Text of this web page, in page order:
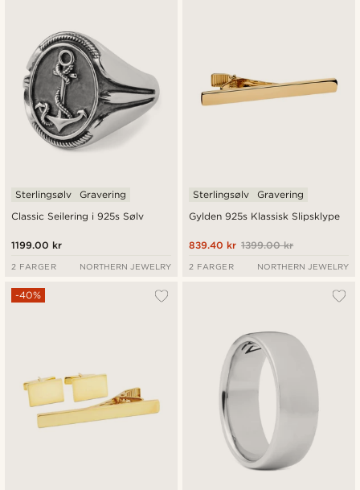
Classic Seilering i 925s Sølv
Sterlingsølv Gravering
1199.00 kr
2 FARGER NORTHERN JEWELRY
Gylden 925s Klassisk Slipsklype
Sterlingsølv Gravering
1399.00 kr
839.40 kr
2 FARGER NORTHERN JEWELRY
-40%